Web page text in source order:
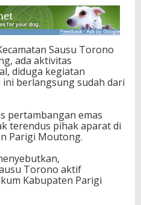
g
a
n
i
l
e
g
a
i
S
a
s
u
T
Sausu Torono
ada aktivitas
diduga kegiatan
berlangsung sudah dari
pertambangan emas
terendus pihak aparat di
Parigi Moutong.
Torono aktif
Kabupaten Parigi